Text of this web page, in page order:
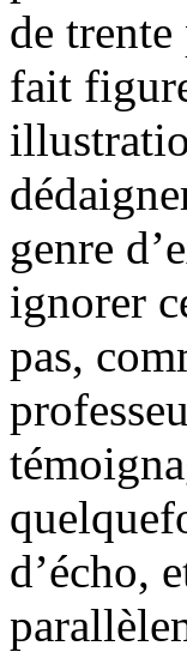
de
fait
genre
ignorer
pas,
d’écho,